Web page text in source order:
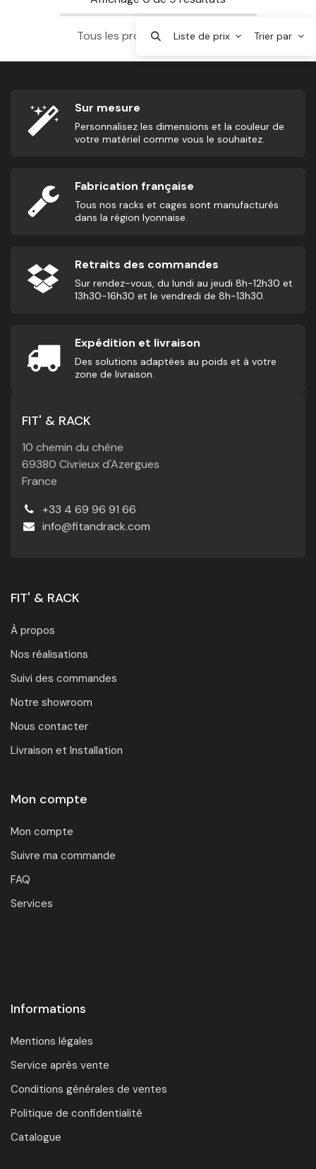
Tous les produits sont chargés.
Liste de prix Trier par
Sur mesure
Personnalisez les dimensions et la couleur de
votre matériel comme vous le souhaitez.
Fabrication française
Tous nos racks et cages sont manufacturés
dans la région lyonnaise.
Retraits des commandes
Sur rendez-vous, du lundi au jeudi 8h-12h30 et
13h30-16h30 et le vendredi de 8h-13h30.
Expédition et livraison
Des solutions adaptées au poids et à votre
zone de livraison.
FIT' & RACK
10 chemin du chêne
69380 Civrieux d'Azergues
France
+33 4 69 96 91 66
info@fitandrack.com
FIT' & RACK
À propos
Nos réalisations
Suivi des commandes
Notre showroom
Nous contacter
Livraison et Installation
Mon compte
Mon compte
Suivre ma commande
FAQ
Services
Informations
Mentions légales
Service après vente
Conditions générales de ventes
Politique de confidentialité
Catalogue